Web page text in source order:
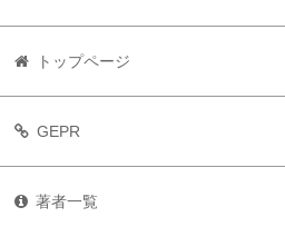
トップページ
GEPR
著者一覧